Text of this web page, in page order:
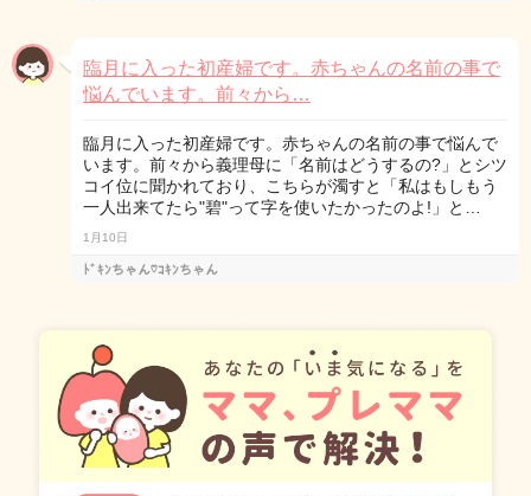
臨月に入った初産婦です。赤ちゃんの名前の事で
悩んでいます。前々から…
臨月に入った初産婦です。赤ちゃんの名前の事で悩んで
います。前々から義理母に「名前はどうするの?」とシツ
コイ位に聞かれており、こちらが濁すと「私はもしもう
一人出来てたら"碧"って字を使いたかったのよ!」と…
1月10日
ﾄﾞｷﾝちゃん♡ｺｷﾝちゃん